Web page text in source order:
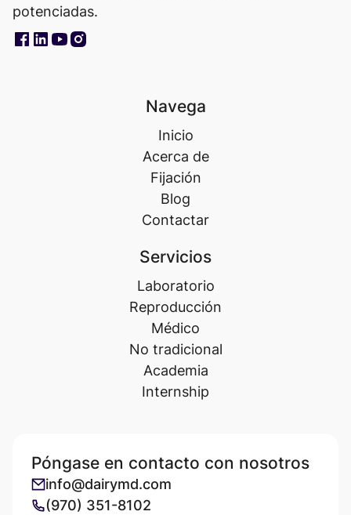
potenciadas.
Navega
Inicio
Acerca de
Fijación
Blog
Contactar
Servicios
Laboratorio
Reproducción
Médico
No tradicional
Academia
Internship
Póngase en contacto con nosotros
info@dairymd.com
(970) 351-8102